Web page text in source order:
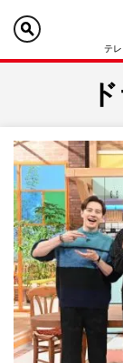
テ